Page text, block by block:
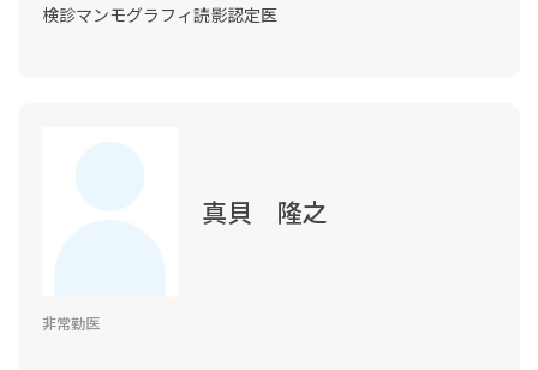
検診マンモグラフィ読影認定医
真貝 隆之
非常勤医